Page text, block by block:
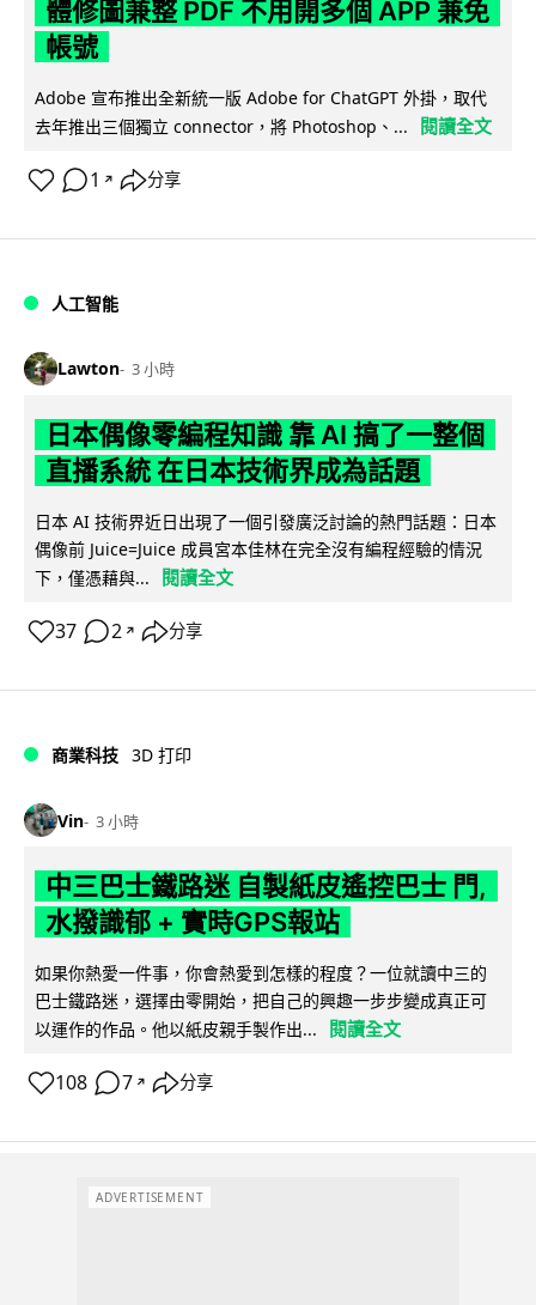
體修圖兼整 PDF 不用開多個 APP 兼免
帳號
Adobe 宣布推出全新統一版 Adobe for ChatGPT 外掛，取代
去年推出三個獨立 connector，將 Photoshop、...
閱讀全文
1 ↗ 分享
人工智能
Lawton 3 小時
日本偶像零編程知識 靠 AI 搞了一整個
直播系統 在日本技術界成為話題
日本 AI 技術界近日出現了一個引發廣泛討論的熱門話題：日本
偶像前 Juice=Juice 成員宮本佳林在完全沒有編程經驗的情況
下，僅憑藉與...
閱讀全文
37 2 ↗ 分享
商業科技 3D 打印
Vin 3 小時
中三巴士鐵路迷 自製紙皮遙控巴士 門,
水撥識郁 + 實時GPS報站
如果你熱愛一件事，你會熱愛到怎樣的程度？一位就讀中三的
巴士鐵路迷，選擇由零開始，把自己的興趣一步步變成真正可
以運作的作品。他以紙皮親手製作出...
閱讀全文
108 7 ↗ 分享
ADVERTISEMENT